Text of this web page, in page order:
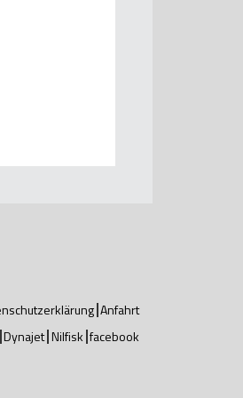
Anfahrt
Dynajet Nilfisk facebook